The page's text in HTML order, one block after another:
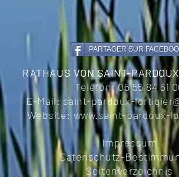
PARTAGER SUR
RATHAUS VON SAINT-
Telefon:05 55 84 51
E-Mail:saint-pardoux-
Website: www.saint-pardoux-
Impressum
Datenschutz-
Seitenverzeichnis